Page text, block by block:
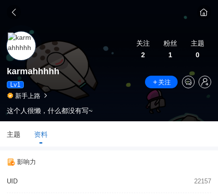
关注
2
粉丝
1
主题
0
karmahhhhh
Lv1
关注
新手上路
这个人很懒，什么都没有写~
主题 资料
影响力
UID 22157